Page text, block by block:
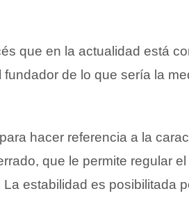
que en la actualidad está
de lo que sería la
para hacer referencia a la
que le permite regular
estabilidad es posibilitada